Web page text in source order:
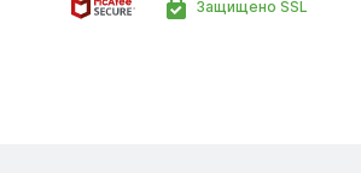
Защищено SSL